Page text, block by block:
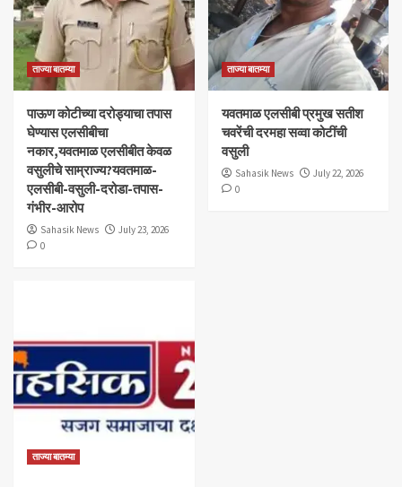
ताज्या बातम्या
पाऊण कोटीच्या दरोड्याचा तपास
घेण्यास एलसीबीचा
नकार,यवतमाळ एलसीबीत केवळ
वसुलीचे साम्राज्य?यवतमाळ-
एलसीबी-वसुली-दरोडा-तपास-
गंभीर-आरोप
Sahasik News
July 23, 2026
0
ताज्या बातम्या
यवतमाळ एलसीबी प्रमुख सतीश
चवरेंची दरमहा सव्वा कोटींची
वसुली
Sahasik News
July 22, 2026
0
ताज्या बातम्या